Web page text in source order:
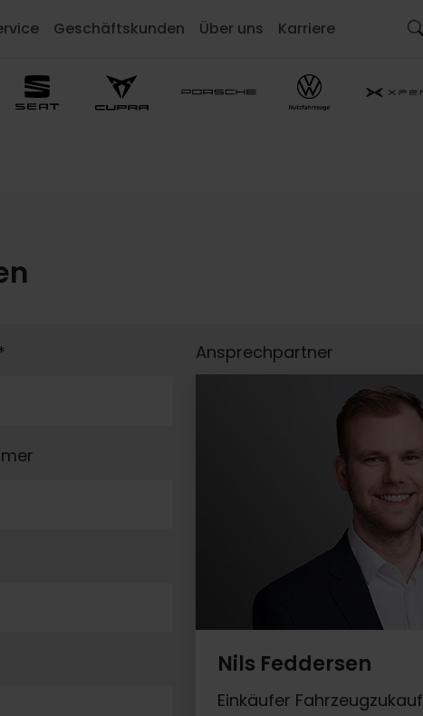
Geschäftskunden Über uns Karriere
Ansprechpartner
Nils Feddersen
Einkäufer Fahrzeugzukauf